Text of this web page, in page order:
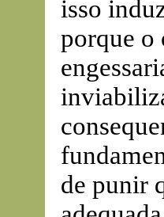
isso
porque o
de punir